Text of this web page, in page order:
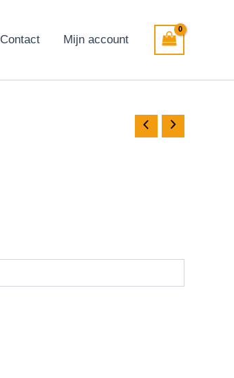
Contact Mijn account